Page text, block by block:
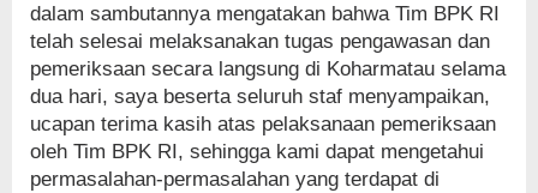
dalam sambutannya mengatakan bahwa Tim BPK RI
telah selesai melaksanakan tugas pengawasan dan
pemeriksaan secara langsung di Koharmatau selama
dua hari, saya beserta seluruh staf menyampaikan,
ucapan terima kasih atas pelaksanaan pemeriksaan
oleh Tim BPK RI, sehingga kami dapat mengetahui
permasalahan-permasalahan yang terdapat di